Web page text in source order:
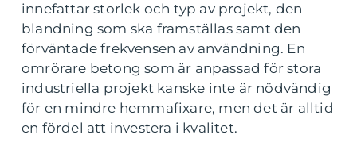
innefattar storlek och typ av projekt, den
blandning som ska framställas samt den
förväntade frekvensen av användning. En
omrörare betong som är anpassad för stora
industriella projekt kanske inte är nödvändig
för en mindre hemmafixare, men det är alltid
en fördel att investera i kvalitet.